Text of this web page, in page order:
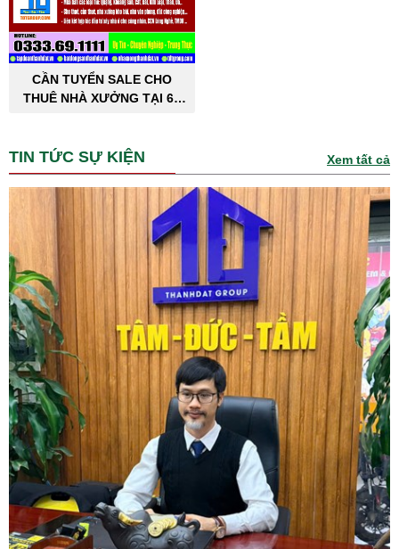
CẦN TUYỂN SALE CHO
THUÊ NHÀ XƯỞNG TẠI 63
TIN TỨC SỰ KIỆN Xem tất cả